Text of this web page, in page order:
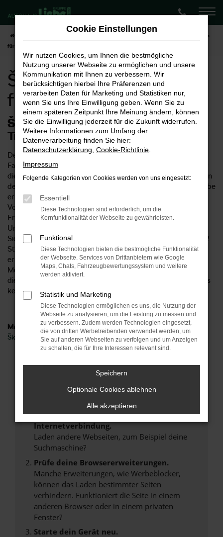
Zum
Hauptinhalt
springen
Škoda Kodiaq Neuwagen
für Hannover
Škoda Kodiaq Neuwagen
für Hannover
Škoda Kodiaq Neuwagen – Ihr
Traumwagen für Hannover
Der Škoda Kodiaq Neuwagen ist ein ungemein vielseitiges
Fahrzeug. Einerseits eignet sich das Modell natürlich ideal für
die Innenstadt von Hannover, ist allerdings auch für Fahrten in
der Umgebung und die Autobahn geeignet. Im Autohaus Liebe
erhalten Sie Škoda Kodiaq Neuwagen entsprechend Ihrer
Vorstellungen und profitieren von unserer umfangreichen
Erfahrung im Verkauf von Autos. Wussten Sie, dass unser
Unternehmen bereits seit 1954 existiert? Mittlerweile finden
Sie uns an sechs Standorten im Zentrum Deutschlands und 2
Standorte in Norddeutschland und damit ideal aus Hannover
erreichbar. Gerne beraten wir Sie hinsichtlich all Ihrer
Möglichkeit und sprechen mit Ihnen über die vielen Vorteile,
die ein Škoda Kodiaq Neuwagen bietet. Höchste Zeit, um uns
kennen zu lernen.
Marken
Škoda
Fehler: Network Error
Beim Laden ist ein Fehler aufgetreten.
Hier sind ein paar Tipps, die dir helfen können:
Überprüfe deine Firewall und deine
Internetverbindung.
Laden andere Webseiten, zum Beispiel deine
Suchmaschine?
Prüfe deine Browsererweiterungen.
Manche Erweiterungen, wie Werbeblocker,
können das Laden bestimmter Seiten
verhindern. Funktioniert die Seite in einem
anderen Browser oder in einem privaten
Fenster?
Starte dein Gerät neu.
Cookie Einstellungen
Wir nutzen Cookies, um Ihnen die bestmögliche
Nutzung unserer Webseite zu ermöglichen und unsere
Kommunikation mit Ihnen zu verbessern. Wir
berücksichtigen hierbei Ihre Präferenzen und
verarbeiten Daten für Marketing und Statistiken nur,
wenn Sie uns Ihre Einwilligung geben. Wenn Sie zu
einem späteren Zeitpunkt Ihre Meinung ändern, können
Sie die Einwilligung jederzeit für die Zukunft widerrufen.
Weitere Informationen zum Umfang der
Datenverarbeitung finden Sie hier:
Datenschutzerklärung Cookie-Richtlinie
Impressum
Folgende Kategorien von Cookies werden von uns eingesetzt:
Essentiell
Diese Technologien sind erforderlich, um die
Kernfunktionalität der Webseite zu gewährleisten.
Funktional
Diese Technologien bieten die bestmögliche Funktionalität
der Webseite. Services von Drittanbietern wie Google
Maps, Chats, Fahrzeugbewertungssystem und weitere
werden aktiviert.
Statistik und Marketing
Diese Technologien ermöglichen es uns, die Nutzung der
Webseite zu analysieren, um die Leistung zu messen und
zu verbessern. Zudem werden Technologien eingesetzt,
die von dritten Werbetreibenden verwendet werden, um
Sie auf anderen Webseiten zu verfolgen und um Anzeigen
zu schalten, die für Ihre Interessen relevant sind.
Speichern
Optionale Cookies ablehnen
Alle akzeptieren